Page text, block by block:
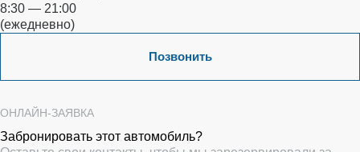
8:30 — 21:00
(ежедневно)
Позвонить
ОНЛАЙН-ЗАЯВКА
Забронировать этот автомобиль?